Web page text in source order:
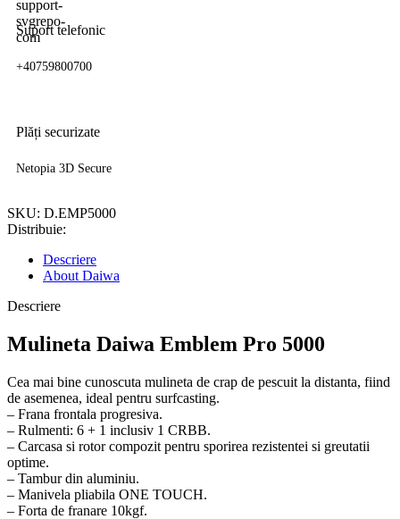
Suport telefonic
+40759800700
Plăți securizate
Netopia 3D Secure
SKU: D.EMP5000
Distribuie:
Descriere
About Daiwa
Descriere
Mulineta Daiwa Emblem Pro 5000
Cea mai bine cunoscuta mulineta de crap de pescuit la distanta, fiind
de asemenea, ideal pentru surfcasting.
– Frana frontala progresiva.
– Rulmenti: 6 + 1 inclusiv 1 CRBB.
– Carcasa si rotor compozit pentru sporirea rezistentei si greutatii
optime.
– Tambur din aluminiu.
– Manivela pliabila ONE TOUCH.
– Forta de franare 10kgf.